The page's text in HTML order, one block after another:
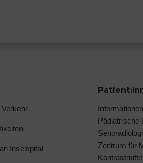
Inselspital
Pädiatrische
Zentrum für